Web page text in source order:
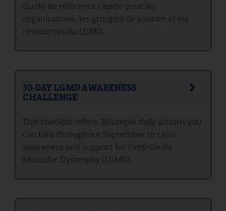
Guide de référence rapide pour les
organisations, les groupes de soutien et les
ressources du LGMD.
30-DAY LGMD AWARENESS
CHALLENGE
This checklist offers 30 simple daily actions you
can take throughout September to raise
awareness and support for Limb-Girdle
Muscular Dystrophy (LGMD).